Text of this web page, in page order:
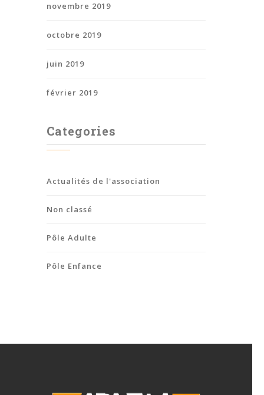
novembre 2019
octobre 2019
juin 2019
février 2019
Categories
Actualités de l'association
Non classé
Pôle Adulte
Pôle Enfance